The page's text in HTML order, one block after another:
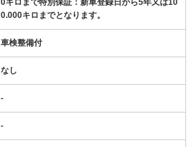
0.000キロまでとなります。
車検整備付
なし
-
-